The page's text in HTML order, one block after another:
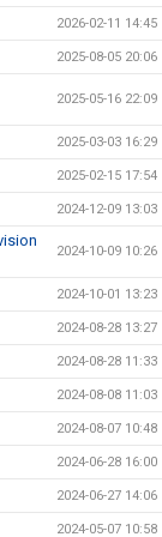
2026-02-11 14:45
2025-08-05 20:06
2025-05-16 22:09
2025-03-03 16:29
2025-02-15 17:54
2024-12-09 13:03
2024-10-09 10:26
2024-10-01 13:23
2024-08-28 13:27
2024-08-28 11:33
2024-08-08 11:03
2024-08-07 10:48
2024-06-28 16:00
2024-06-27 14:06
2024-05-07 10:58